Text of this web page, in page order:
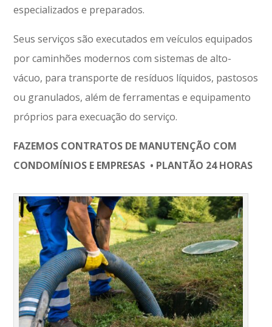
especializados e preparados.
Seus serviços são executados em veículos equipados
por caminhões modernos com sistemas de alto-
vácuo, para transporte de resíduos líquidos, pastosos
ou granulados, além de ferramentas e equipamento
próprios para execuação do serviço.
FAZEMOS CONTRATOS DE MANUTENÇÃO COM
CONDOMÍNIOS E EMPRESAS • PLANTÃO 24 HORAS